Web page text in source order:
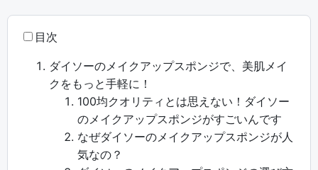
目次
ダイソーのメイクアップスポンジで、美肌メイ
クをもっと手軽に！
100均クオリティとは思えない！ダイソー
のメイクアップスポンジがすごいんです
なぜダイソーのメイクアップスポンジが人
気なの？